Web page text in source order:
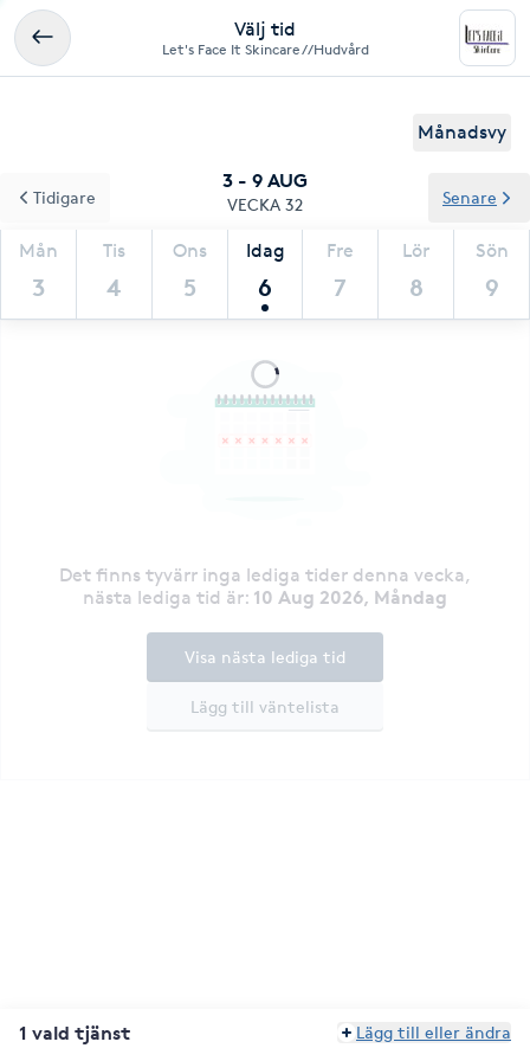
Välj tid
Let's Face It Skincare//Hudvård
Månadsvy
3 - 9 AUG
VECKA 32
Mån
3
Tis
4
Ons
5
Idag
6
Fre
7
Lör
8
Sön
9
Tidigare Senare
Det finns tyvärr inga lediga tider denna vecka,
nästa lediga tid är: 10 Aug 2026, Måndag
Lägg till väntelista
Visa nästa lediga tid
1 vald tjänst Lägg till eller ändra